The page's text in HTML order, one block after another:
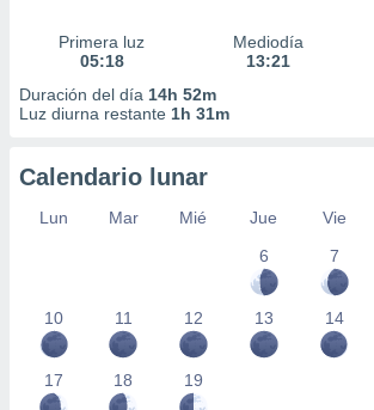
Primera luz
05:18
Mediodía
13:21
Duración del día 14h 52m
Luz diurna restante 1h 31m
Calendario lunar
Lun Mar Mié Jue Vie
6
7
10 11 12 13 14
17 18 19